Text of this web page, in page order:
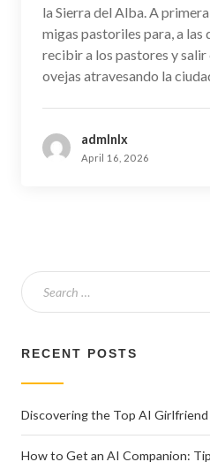
la Sierra del Alba. A
migas pastoriles para, a las
recibir a los pastores y salir
ovejas atravesando la
admlnlx
April 16, 2026
RECENT POSTS
Discovering the Top AI Girlfriend
How to Get an AI Companion: